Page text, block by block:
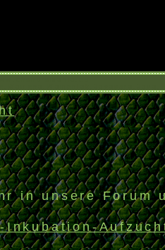
in unsere Forum
Inkubation-